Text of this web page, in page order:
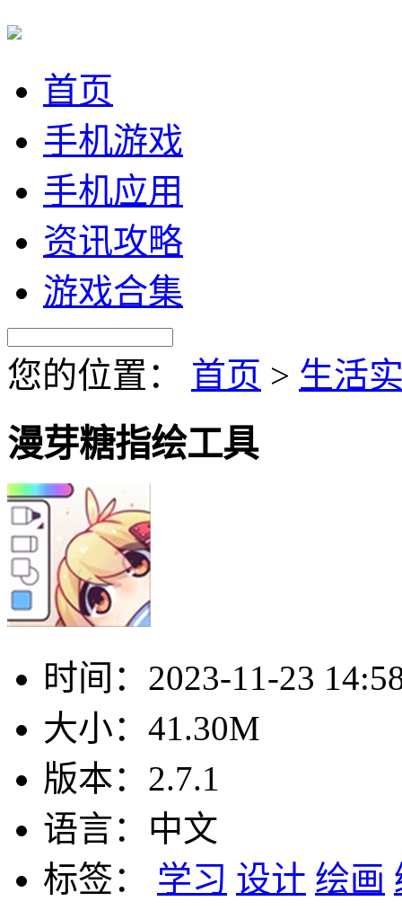
首页
手机游戏
手机应用
资讯攻略
游戏合集
您的位置： 首页 > 生活
漫芽糖指绘工具
时间： 2023-11-23
大小： 41.30M
版本： 2.7.1
语言： 中文
标签：
学习 设计 绘画